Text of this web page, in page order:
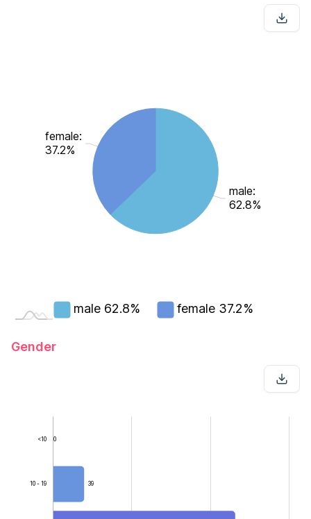
male:
62.8%
female:
37.2%
male 62.8% female 37.2%
Gender
0
39
<10
10 - 19